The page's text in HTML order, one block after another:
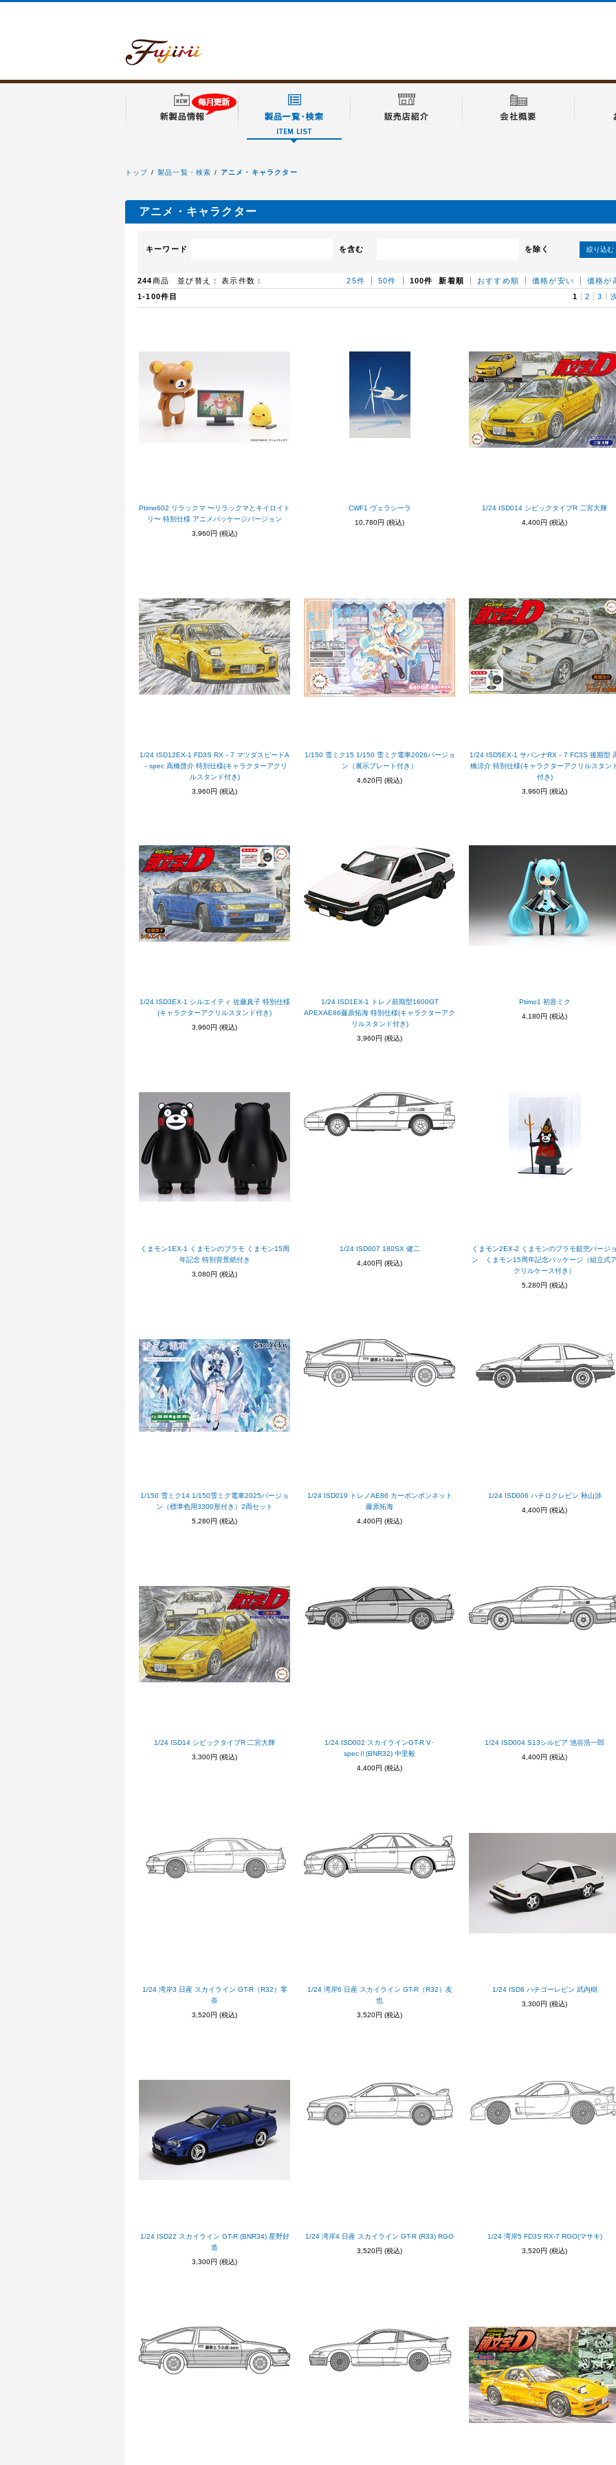
トップ 製品一覧・検索 アニメ・キャラクター
アニメ・キャラクター
キーワード を含む を除く 絞り込む
244商品 並び替え： 新着順 おすすめ順 価格が安い 価格が
表示件数： 25件 50件
100件
1-100件目
1 2 3
Ptimo602 リラックマ 〜リラックマとキイロイト
リ〜 特別仕様 アニメパッケージバージョン
3,960円 (税込)
CWF1 ヴェラシーラ
10,780円 (税込)
1/24 ISD014 シビックタイプR 二宮大輝
4,400円 (税込)
1/24 ISD12EX-1 FD3S RX－7 マツダスピードA
－spec 高橋啓介 特別仕様(キャラクターアクリ
ルスタンド付き)
3,960円 (税込)
1/150 雪ミク15 1/150 雪ミク電車2026バージョ
ン（展示プレート付き）
4,620円 (税込)
1/24 ISD5EX-1 サバンナRX－7 FC3S 後期型
橋涼介 特別仕様(キャラクターアクリルスタン
付き)
3,960円 (税込)
1/24 ISD3EX-1 シルエイティ 佐藤真子 特別仕様
(キャラクターアクリルスタンド付き)
3,960円 (税込)
1/24 ISD1EX-1 トレノ前期型1600GT
APEXAE86藤原拓海 特別仕様(キャラクターアク
リルスタンド付き)
3,960円 (税込)
Ptimo1 初音ミク
4,180円 (税込)
くまモン1EX-1 くまモンのプラモ くまモン15周
年記念 特別背景紙付き
3,080円 (税込)
1/24 ISD007 180SX 健二
4,400円 (税込)
くまモン2EX-2 くまモンのプラモ鎧兜バージ
ン くまモン15周年記念パッケージ（組立式
クリルケース付き）
5,280円 (税込)
1/150 雪ミク14 1/150雪ミク電車2025バージョ
ン（標準色用3300形付き）2両セット
5,280円 (税込)
1/24 ISD019 トレノAE86 カーボンボンネット
藤原拓海
4,400円 (税込)
1/24 ISD006 ハチロクレビン 秋山渉
4,400円 (税込)
1/24 ISD14 シビックタイプR 二宮大輝
3,300円 (税込)
1/24 ISD002 スカイラインGT-R V･
specⅡ(BNR32) 中里毅
4,400円 (税込)
1/24 ISD004 S13シルビア 池谷浩一郎
4,400円 (税込)
1/24 湾岸3 日産 スカイライン GT-R（R32）零
奈
3,520円 (税込)
1/24 湾岸6 日産 スカイライン GT-R（R32）友
也
3,520円 (税込)
1/24 ISD8 ハチゴーレビン 武内樹
3,300円 (税込)
1/24 ISD22 スカイライン GT-R (BNR34) 星野好
造
3,300円 (税込)
1/24 湾岸4 日産 スカイライン GT-R (R33) RGO
3,520円 (税込)
1/24 湾岸5 FD3S RX-7 RGO(マサキ)
3,520円 (税込)